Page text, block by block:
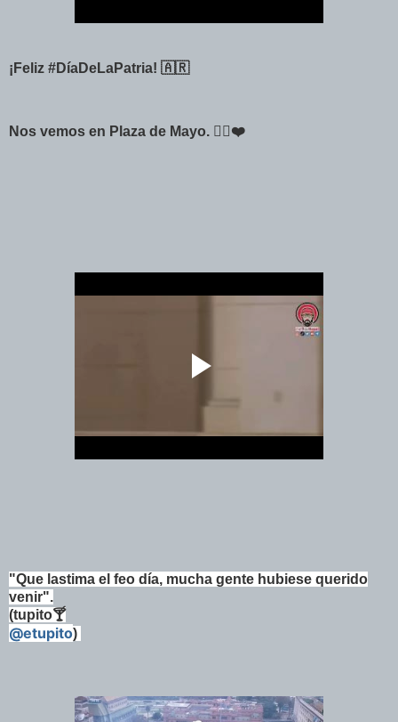
¡Feliz #DíaDeLaPatria! 🇦🇷
Nos vemos en Plaza de Mayo. ✌🏻❤️
"Que lastima el feo día, mucha gente hubiese querido
venir".
(tupito🍸
@etupito)